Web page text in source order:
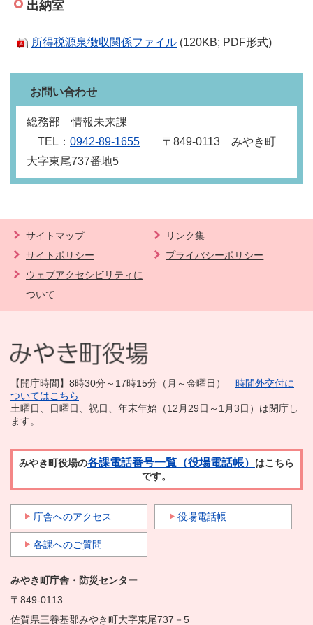
出納室
所得税源泉徴収関係ファイル (120KB; PDF形式)
お問い合わせ
総務部 情報未来課
TEL： 0942‐89‐1655 〒849‐0113 みやき町
大字東尾737番地5
サイトマップ
リンク集
サイトポリシー
プライバシーポリシー
ウェブアクセシビリティに
ついて
【開庁時間】8時30分～17時15分（月～金曜日） 時間外交付に
ついてはこちら
土曜日、日曜日、祝日、年末年始（12月29日～1月3日）は閉庁し
ます。
みやき町役場の各課電話番号一覧（役場電話帳） はこちら
です。
庁舎へのアクセス 役場電話帳
各課へのご質問
みやき町庁舎・防災センター
〒849-0113
佐賀県三養基郡みやき町大字東尾737－5